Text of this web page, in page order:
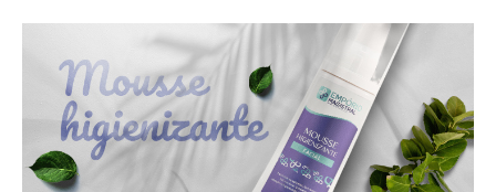
Empório
Magistral